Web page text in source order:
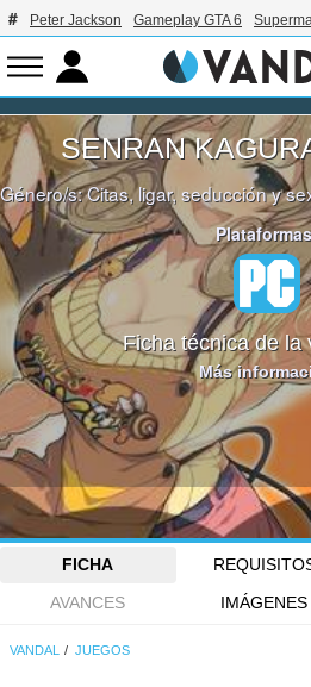
Peter Jackson Gameplay GTA 6
SENRAN
Género/s:Citas, ligar, seducción y
Ficha técnica de la
Más
FICHA
AVANCES
IMÁGENES
VANDAL JUEGOS